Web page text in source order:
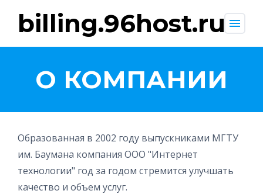
billing.96host.ru menu
О КОМПАНИИ
Образованная в 2002 году выпускниками МГТУ
им. Баумана компания ООО "Интернет
технологии" год за годом стремится улучшать
качество и объем услуг.